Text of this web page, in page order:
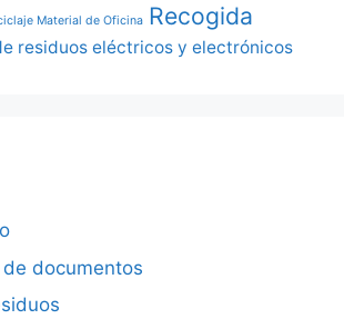
Material de Oficina Recogida
residuos eléctricos y electrónicos
documentos